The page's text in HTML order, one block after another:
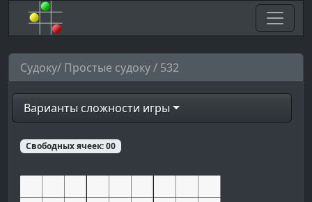
Судоку/ Простые судоку / 532
Варианты сложности игры
Свободных ячеек:00